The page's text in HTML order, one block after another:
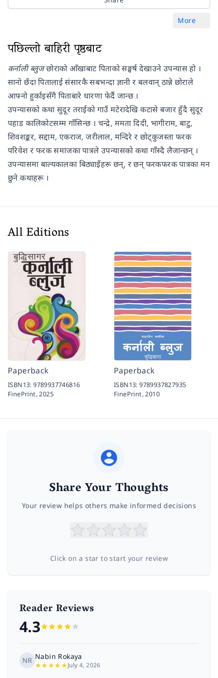
More
पछिल्लो बाहिरी पृष्ठबाट
कर्नाली ब्लुजछोराको आँखाबाट पिताको सङ्घर्ष देखाउने उपन्यास हो ।
सानो छँदा पितालाई संसारकै सबभन्दा ज्ञानी र बलवान् ठान्ने छोराले
आफ्नो हुर्काइसँगै पिताबारे धारणा फेर्दै जान्छ ।
उपन्यासको कथा सुदूर तराईको गाउँ मटेरादेखि कटासे बजार हुँदै सुदूर
पहाड कालिकोटसम्म गाँसिन्छ । चन्द्रे, ममता दिदी, भागीराम, बाटु,
शिवशङ्कर, सद्दाम, एकराज, जरीलाल, मन्दिरे र छोट्कुजस्ता फरक
परिवेश र फरक समाजका पात्रले उपन्यासको कथा गाँस्दै लैजान्छन् ।
उपन्यासमा बाल्यकालका बिठ्याइँहरू छन्, र छन् फरकफरक पात्रका मन
छुने कथाहरू ।
All Editions
Paperback
ISBN13:9789937746816
FinePrint,2025
Paperback
ISBN13:9789937827935
FinePrint,2010
Share Your Thoughts
Your review helps others make informed decisions
Click on a star to start your review
Reader Reviews
4.3
NR Nabin Rokaya
★★★★★July 4, 2026